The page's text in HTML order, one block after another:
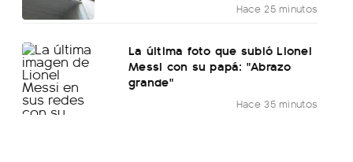
Hace 25 minutos
La última foto que subió Lionel
Messi con su papá: "Abrazo
grande"
Hace 35 minutos